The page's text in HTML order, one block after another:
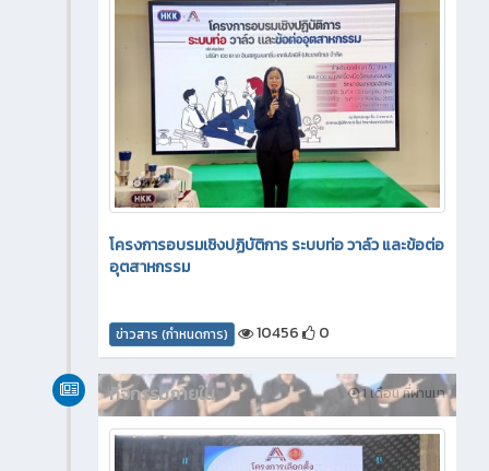
โครงการอบรมเชิงปฏิบัติการ ระบบท่อ วาล์ว และข้อต่อ
อุตสาหกรรม
ข่าวสาร (กำหนดการ) 10456 0
1 เดือน ที่ผ่านมา
กิจกรรมภายใน